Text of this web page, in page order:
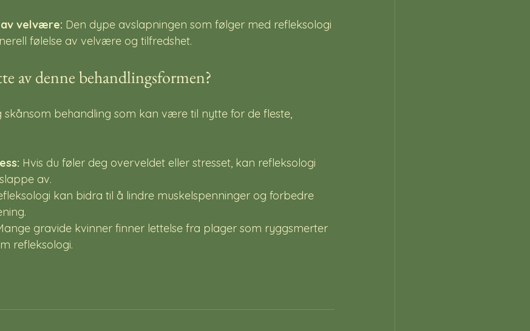
velvære: Den dype avslapningen som følger med refleksologi
følelse av velvære og tilfredshet.
av denne behandlingsformen?
skånsom behandling som kan være til nytte for de fleste,
Hvis du føler deg overveldet eller stresset, kan refleksologi
av.
kan bidra til å lindre muskelspenninger og forbedre
gravide kvinner finner lettelse fra plager som ryggsmerter
refleksologi.